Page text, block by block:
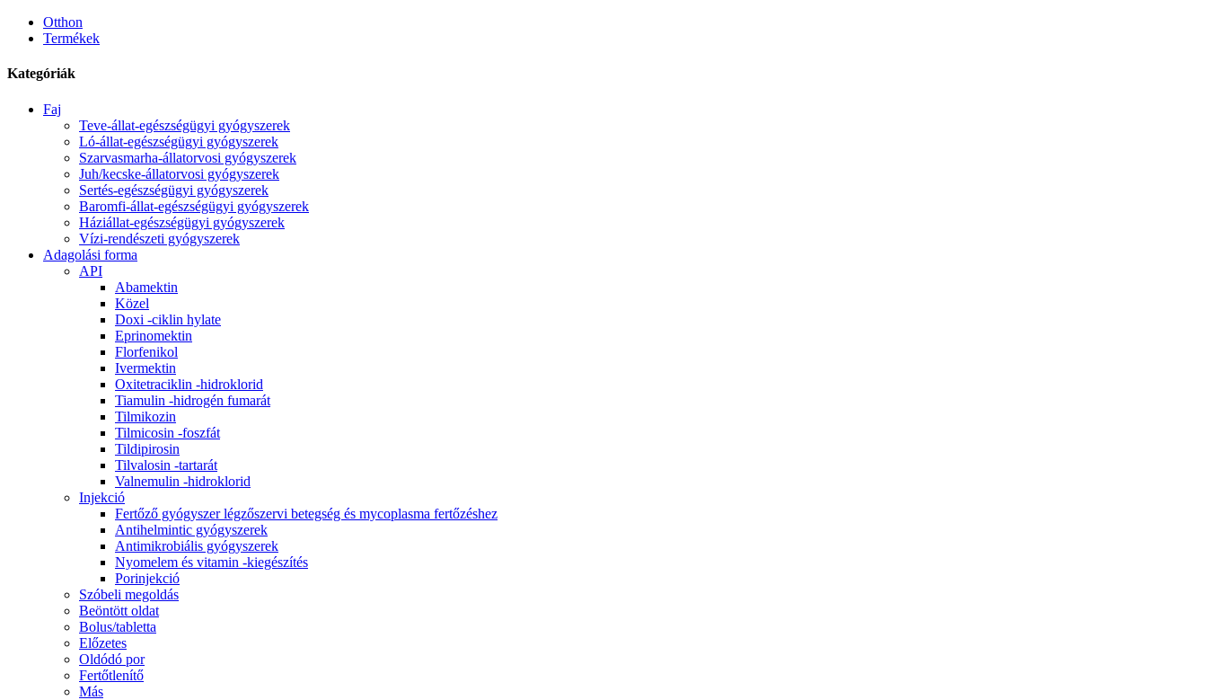
Otthon
Termékek
Kategóriák
Faj
Teve-állat-egészségügyi gyógyszerek
Ló-állat-egészségügyi gyógyszerek
Szarvasmarha-állatorvosi gyógyszerek
Juh/kecske-állatorvosi gyógyszerek
Sertés-egészségügyi gyógyszerek
Baromfi-állat-egészségügyi gyógyszerek
Háziállat-egészségügyi gyógyszerek
Vízi-rendészeti gyógyszerek
Adagolási forma
API
Abamektin
Közel
Doxi -ciklin hylate
Eprinomektin
Florfenikol
Ivermektin
Oxitetraciklin -hidroklorid
Tiamulin -hidrogén fumarát
Tilmikozin
Tilmicosin -foszfát
Tildipirosin
Tilvalosin -tartarát
Valnemulin -hidroklorid
Injekció
Fertőző gyógyszer légzőszervi betegség és mycoplasma fertőzéshez
Antihelmintic gyógyszerek
Antimikrobiális gyógyszerek
Nyomelem és vitamin -kiegészítés
Porinjekció
Szóbeli megoldás
Beöntött oldat
Bolus/tabletta
Előzetes
Oldódó por
Fertőtlenítő
Más